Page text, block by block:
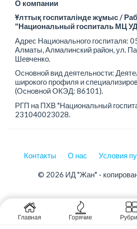
О компании
Ұлттық госпиталінде жұмыс /
"Национальный госпиталь МЦ
Адрес Национального госпиталя:
Алматы, Алмалинский район, ул.
Шевченко.
Основной вид деятельности:
широкого профиля и
(Основной ОКЭД: 86101).
РГП на ПХВ "Национальный
231040023028.
Контакты О нас Условия
© 2026 ИД "Жан" -
Главная Горячие